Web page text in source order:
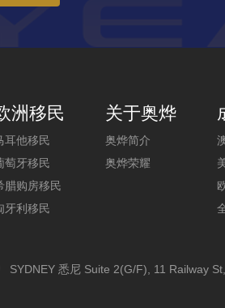
洲移民
耳他移民
萄牙移民
腊购房移民
牙利移民
关于奥烨
奥烨简介
奥烨荣耀
SYDNEY 悉尼 Suite 2(G/F), 11 Railway